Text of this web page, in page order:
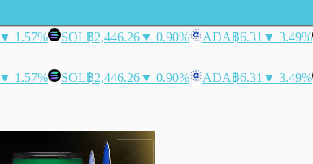
▼ 1.57% SOL฿2,446.26▼ 0.90% ADA฿6.31 ▼ 3.49%
▼ 1.57% SOL฿2,446.26▼ 0.90% ADA฿6.31 ▼ 3.49%